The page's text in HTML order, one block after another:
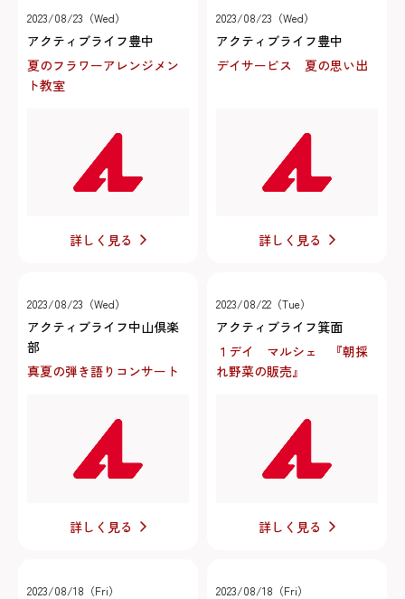
2023/08/23（Wed）
アクティブライフ豊中
夏のフラワーアレンジメン
ト教室
詳しく見る
2023/08/23（Wed）
アクティブライフ豊中
デイサービス 夏の思い出
詳しく見る
2023/08/23（Wed）
アクティブライフ中山倶楽
部
真夏の弾き語りコンサート
詳しく見る
2023/08/22（Tue）
アクティブライフ箕面
１デイ マルシェ 『朝採
れ野菜の販売』
詳しく見る
2023/08/18（Fri） 2023/08/18（Fri）